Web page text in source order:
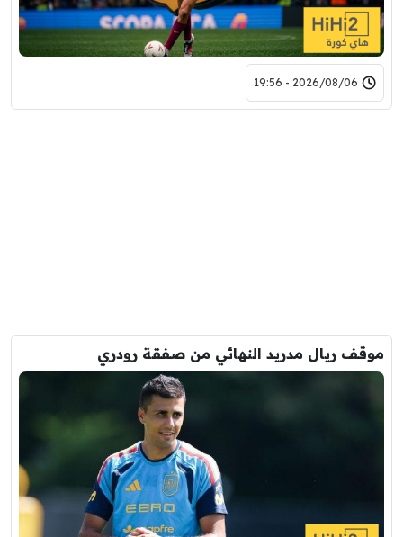
2026/08/06 - 19:56
موقف ريال مدريد النهائي من صفقة رودري